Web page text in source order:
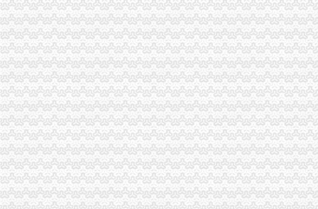
2012年重庆海关税务、昆明海关税务报考条件？？-重庆公务员-
一批外贸企业获金陵海关“信用授牌”-新闻频道-华龙网
进出口许可证办理流程
进出口许可证、两用物项和技术进出口电子更新、新做通知_深圳
丰台区公司进出口权办理手续及流程,北京北京市地区国内公司注册供
无纸化签约流程
易云章签约仪式流程|易云章签约平台1.0官方版-绿软件下载-JZ5U
无纸化的签约是如何完成的？鸿学分期又是什么？_腾讯
海关无纸化签约
枫叶鱼：深圳海关对于通关无纸
山东口岸推进通关作业无纸化改革-中国金融信息网
无纸化报关
提供宁波无纸化报关签约【今日推荐网-宁波物流运输】
无纸化报关要什么资料给报关行,报关行,诺金报关